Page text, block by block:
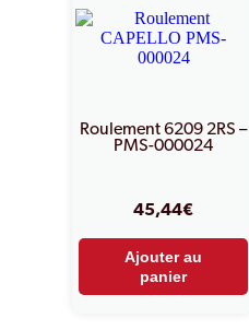
Roulement 6209 2RS –
PMS-000024
45,44€
Ajouter au
panier